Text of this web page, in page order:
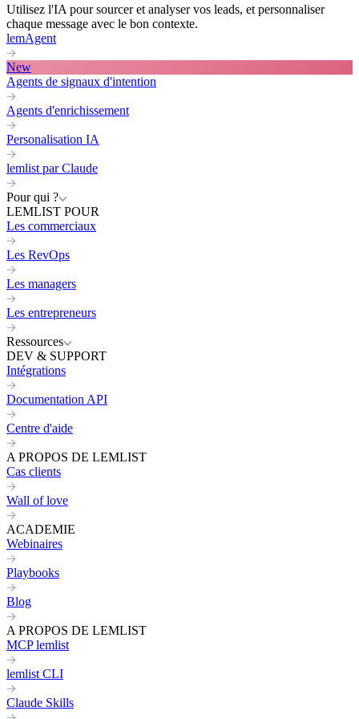
Utilisez l'IA pour sourcer et analyser vos leads, et personnaliser
chaque message avec le bon contexte.
lemAgent
New
Agents de signaux d'intention
Agents d'enrichissement
Personalisation IA
lemlist par Claude
Pour qui ?
LEMLIST POUR
Les commerciaux
Les RevOps
Les managers
Les entrepreneurs
Ressources
DEV & SUPPORT
Intégrations
Documentation API
Centre d'aide
A PROPOS DE LEMLIST
Cas clients
Wall of love
ACADEMIE
Webinaires
Playbooks
Blog
A PROPOS DE LEMLIST
MCP lemlist
lemlist CLI
Claude Skills